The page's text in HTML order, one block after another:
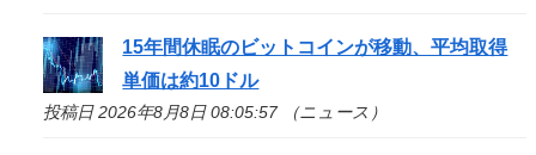
15年間休眠のビットコインが移動、平均取得
単価は約10ドル
投稿日 2026年8月8日 08:05:57 （ニュース）